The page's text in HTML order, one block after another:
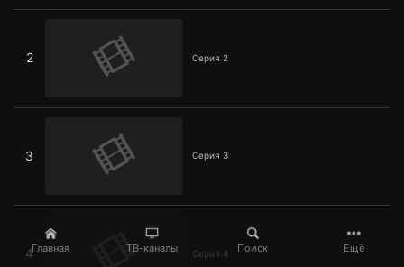
Главная ТВ-каналы Поиск Ещё
2 Серия 2
3 Серия 3
4 Серия 4